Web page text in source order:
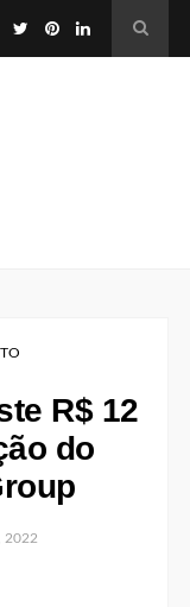
R$ 12
do
2022